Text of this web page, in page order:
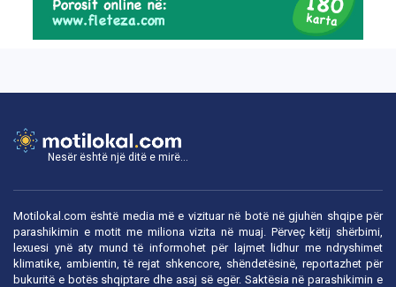
Nesër është një ditë e mirë...
Motilokal.com është media më e vizituar në botë në gjuhën shqipe për
parashikimin e motit me miliona vizita në muaj. Përveç këtij shërbimi,
lexuesi ynë aty mund të informohet për lajmet lidhur me ndryshimet
klimatike, ambientin, të rejat shkencore, shëndetësinë, reportazhet për
bukuritë e botës shqiptare dhe asaj së egër. Saktësia në parashikimin e